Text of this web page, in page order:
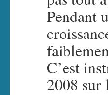
Pendant
C’est
2008